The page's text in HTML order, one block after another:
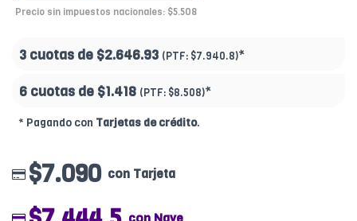
Precio sin impuestos nacionales: $5.508
3 cuotas de $2.646.93 (PTF: $7.940.8)*
6 cuotas de $1.418 (PTF: $8.508)*
* Pagando con Tarjetas de crédito.
$7.090 con Tarjeta